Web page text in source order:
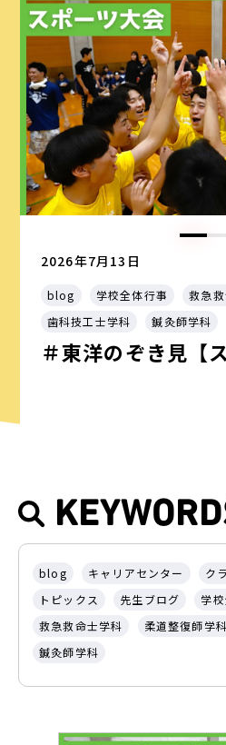
2026年7月13日
blog 学校全体行事
救急
歯科技工士学科
鍼灸師学科
＃東洋のぞき見【
blog キャリアセンター ク
トピックス
先生ブログ
学
救急救命士学科
柔道整復師学科
鍼灸師学科